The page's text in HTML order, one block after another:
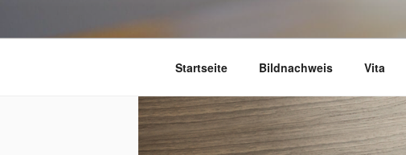
Startseite Bildnachweis Vita